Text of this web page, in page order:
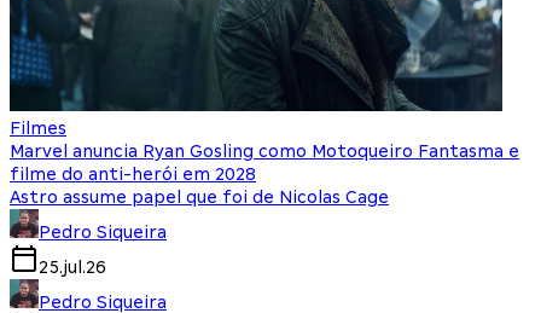
Filmes
Marvel anuncia Ryan Gosling como Motoqueiro Fantasma e
filme do anti-herói em 2028
Astro assume papel que foi de Nicolas Cage
Pedro Siqueira
25.jul.26
Pedro Siqueira